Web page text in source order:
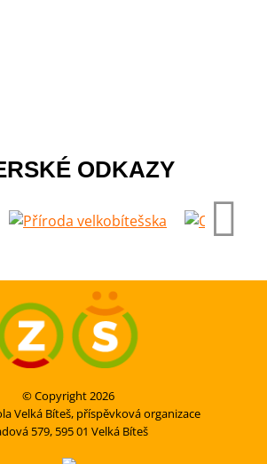
ODKAZY
© Copyright 2026
Velká Bíteš, příspěvková organizace
579, 595 01 Velká Bíteš